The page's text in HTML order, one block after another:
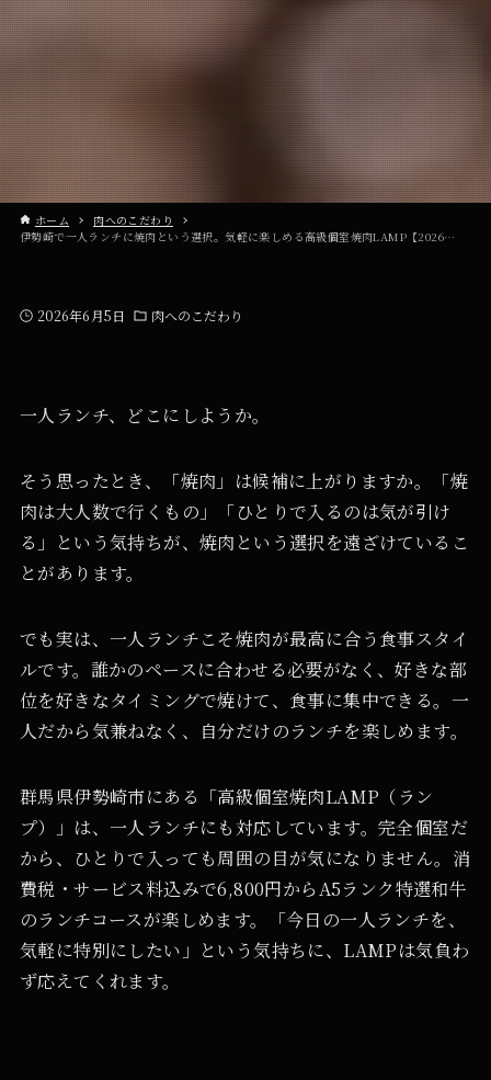
ホーム
肉へのこだわり
伊勢崎で一人ランチに焼肉という選択。気軽に楽しめる高級個室焼肉LAMP【2026年版】
2026年6月5日 肉へのこだわり
一人ランチ、どこにしようか。
そう思ったとき、「焼肉」は候補に上がりますか。「焼
肉は大人数で行くもの」「ひとりで入るのは気が引け
る」という気持ちが、焼肉という選択を遠ざけているこ
とがあります。
でも実は、一人ランチこそ焼肉が最高に合う食事スタイ
ルです。誰かのペースに合わせる必要がなく、好きな部
位を好きなタイミングで焼けて、食事に集中できる。一
人だから気兼ねなく、自分だけのランチを楽しめます。
群馬県伊勢崎市にある「高級個室焼肉LAMP（ラン
プ）」は、一人ランチにも対応しています。完全個室だ
から、ひとりで入っても周囲の目が気になりません。消
費税・サービス料込みで6,800円からA5ランク特選和牛
のランチコースが楽しめます。「今日の一人ランチを、
気軽に特別にしたい」という気持ちに、LAMPは気負わ
ず応えてくれます。